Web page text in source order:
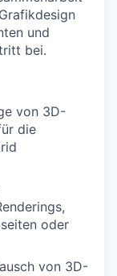
und
bei.
von 3D-
die
oder
von 3D-